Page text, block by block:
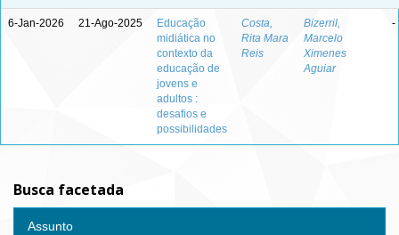
6-Jan-2026 21-Ago-2025
Educação
midiática no
contexto da
educação de
jovens e
adultos :
desafios e
possibilidades
Costa,
Rita Mara
Reis
Bizerril,
Marcelo
Ximenes
Aguiar
-
Busca facetada
Assunto